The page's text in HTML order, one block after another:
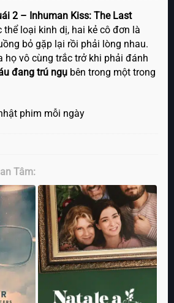
2 – Inhuman Kiss: The Last
thể loại kinh dị, hai kẻ cô đơn là
bỏ gặp lại rồi phải lòng nhau.
họ vô cùng trắc trở khi phải đánh
đang trú ngụ bên trong một trong
phim mỗi ngày
Tâm: